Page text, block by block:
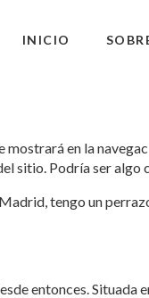
INICIO
en la
sitio. Podría ser algo
tengo un
entonces. Situada